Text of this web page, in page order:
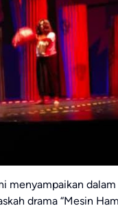
menyampaikan
drama “Mesin